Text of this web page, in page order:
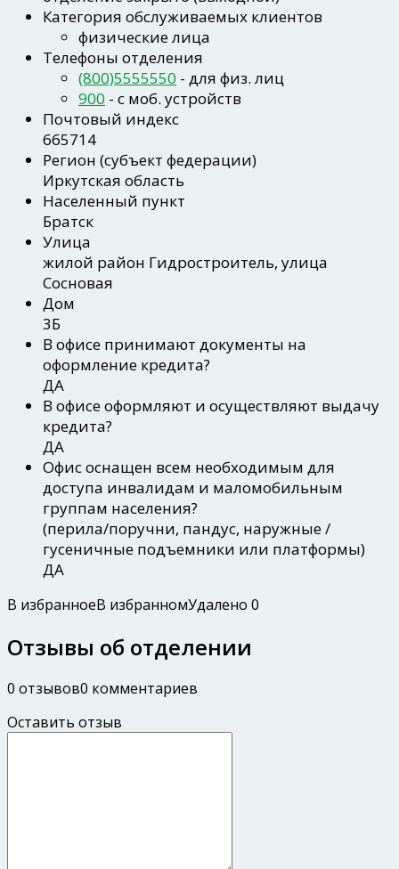
Категория обслуживаемых клиентов
физические лица
Телефоны отделения
(800)5555550 - для физ. лиц
900 - c моб. устройств
Почтовый индекс
665714
Регион (субъект федерации)
Иркутская область
Населенный пункт
Братск
Улица
жилой район Гидростроитель, улица
Сосновая
Дом
3Б
В офисе принимают документы на
оформление кредита?
ДА
В офисе оформляют и осуществляют выдачу
кредита?
ДА
Офис оснащен всем необходимым для
доступа инвалидам и маломобильным
группам населения?
(перила/поручни, пандус, наружные /
гусеничные подъемники или платформы)
ДА
В избранноеВ избранномУдалено 0
Отзывы об отделении
0 отзывов0 комментариев
Оставить отзыв